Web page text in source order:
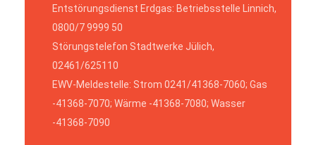
Entstörungsdienst Erdgas: Betriebsstelle Linnich,
0800/7 9999 50
Störungstelefon Stadtwerke Jülich,
02461/625110
EWV-Meldestelle: Strom 0241/41368-7060; Gas
-41368-7070; Wärme -41368-7080; Wasser
-41368-7090